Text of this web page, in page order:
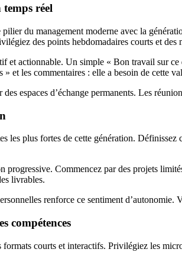
réel
pilier du management moderne avec la
des points hebdomadaires courts et des
et actionnable. Un simple « Bon travail sur ce
» et les commentaires : elle a besoin de cette
espaces d’échange permanents. Les
les plus fortes de cette génération.
progressive. Commencez par des projets
livrables.
renforce ce sentiment d’autonomie.
compétences
formats courts et interactifs. Privilégiez les